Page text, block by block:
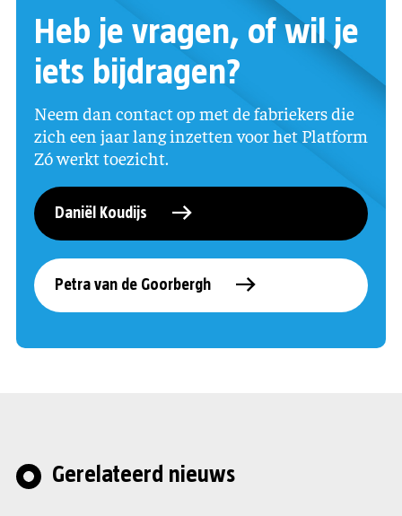
Heb je vragen, of wil je
iets bijdragen?
Neem dan contact op met de fabriekers die
zich een jaar lang inzetten voor het Platform
Zó werkt toezicht.
Daniël Koudijs
Petra van de Goorbergh
Gerelateerd nieuws